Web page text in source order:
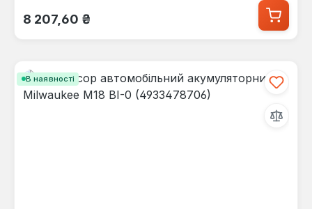
Звичайна ціна:
8 207,60 ₴
В наявності